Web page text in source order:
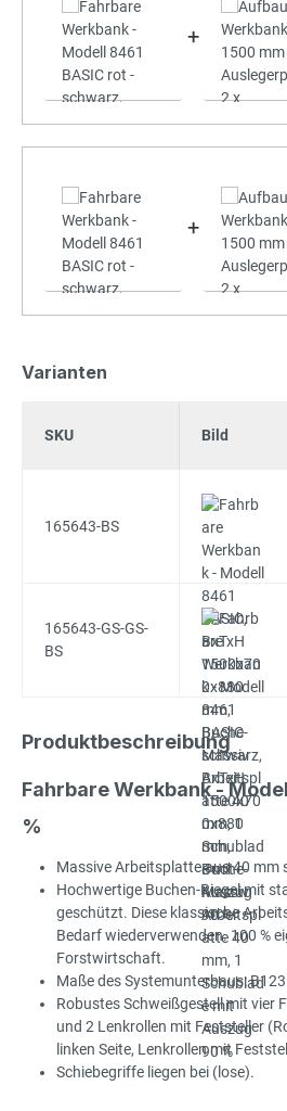
+
+
Varianten
SKU Bild
165643-BS
165643-GS-GS-
BS
Produktbeschreibung
Fahrbare Werkbank -
%
Massive Arbeitsplatte aus 40 mm
Hochwertige Buchen-Riegel mit
geschützt. Diese klassische
Bedarf wiederverwenden. 100 %
Forstwirtschaft.
Maße des Systemunterbaus:
Robustes Schweißgestell mit vier
und 2 Lenkrollen mit Feststeller
linken Seite, Lenkrollen mit
Schiebegriffe liegen bei (lose).